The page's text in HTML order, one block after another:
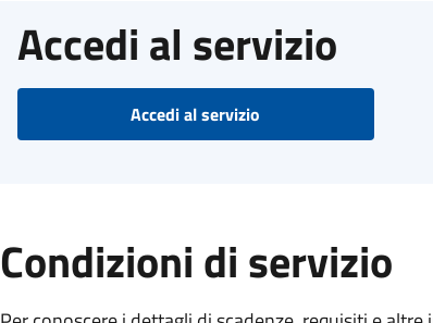
Accedi al servizio
Accedi al servizio
Condizioni di servizio